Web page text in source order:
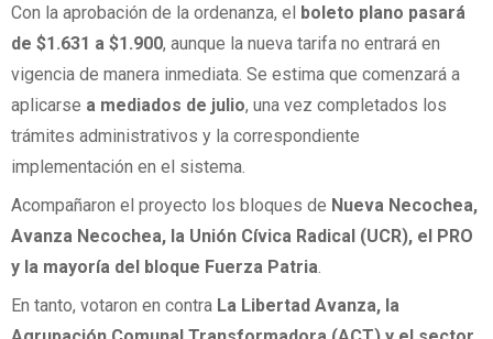
Con la aprobación de la ordenanza, el boleto plano pasará
de $1.631 a $1.900, aunque la nueva tarifa no entrará en
vigencia de manera inmediata. Se estima que comenzará a
aplicarse a mediados de julio, una vez completados los
trámites administrativos y la correspondiente
implementación en el sistema.
Acompañaron el proyecto los bloques de Nueva Necochea,
Avanza Necochea, la Unión Cívica Radical (UCR), el PRO
y la mayoría del bloque Fuerza Patria.
En tanto, votaron en contra La Libertad Avanza, la